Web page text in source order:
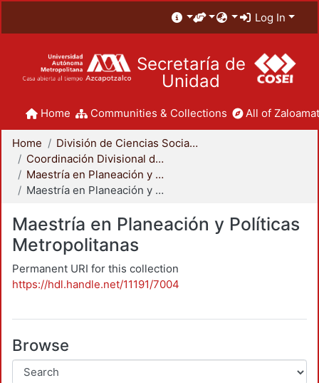
Log In
Secretaría de
Unidad
Home Communities & Collections All of
Home
División de Ciencias Sociales y Humanidades
Coordinación Divisional de Posgrado
Maestría en Planeación y Políticas Metropolitanas
Maestría en Planeación y Políticas Metropolitanas
Maestría en Planeación y Políticas
Metropolitanas
Permanent URI for this collection
https://hdl.handle.net/11191/7004
Browse